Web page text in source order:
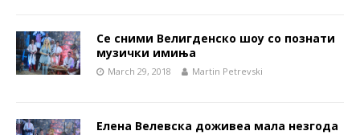
Се сними Велигденско шоу со познати
музички имиња
March 29, 2018 Martin Petrevski
Елена Велевска доживеа мала незгода